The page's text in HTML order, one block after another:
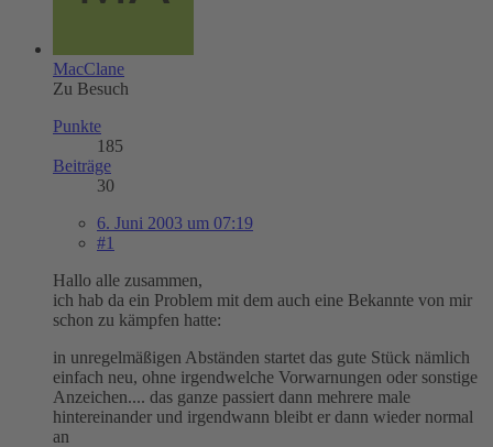
MacClane
Zu Besuch
Punkte
185
Beiträge
30
6. Juni 2003 um 07:19
#1
Hallo alle zusammen,
ich hab da ein Problem mit dem auch eine Bekannte von mir
schon zu kämpfen hatte:
in unregelmäßigen Abständen startet das gute Stück nämlich
einfach neu, ohne irgendwelche Vorwarnungen oder sonstige
Anzeichen.... das ganze passiert dann mehrere male
hintereinander und irgendwann bleibt er dann wieder normal
an